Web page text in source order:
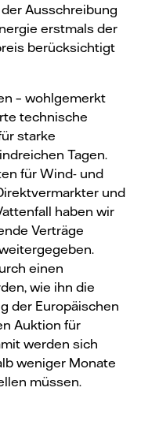
Ausschreibung
erstmals der
berücksichtigt
– wohlgemerkt
technische
starke
Tagen.
für Wind- und
und
haben wir
Verträge
einen
wie ihn die
der Europäischen
Auktion für
werden sich
weniger Monate
müssen.